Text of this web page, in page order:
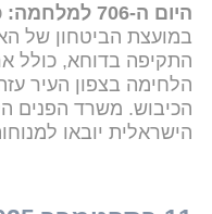
היום ה-706 למלחמה:
במועצת הביטחון של
התקיפה בדוחא, כולל
הלחימה בצפון העיר
הכיבוש. משרד הפנים
הישראלית יובאו